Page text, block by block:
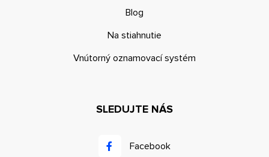
Blog
Na stiahnutie
Vnútorný oznamovací systém
SLEDUJTE NÁS
Facebook